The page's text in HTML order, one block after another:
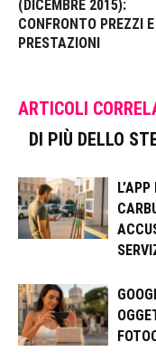
(DICEMBRE 2015):
CONFRONTO PREZZI E
PRESTAZIONI
ARTICOLI
DI PIÙ DELLO